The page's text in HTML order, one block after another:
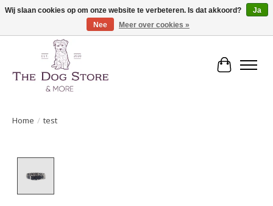
De speciaalzaak in hondenartikelen en meer!
Home / test
Wij slaan cookies op om onze website te verbeteren. Is dat akkoord?
Ja
Nee
Meer over cookies »